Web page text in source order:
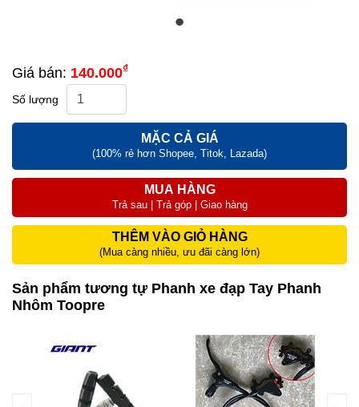
Giá bán: 140.000₫
Số lượng
MẶC CẢ GIÁ
(100% rẻ hơn Shopee, Titok, Lazada)
MUA HÀNG
Trả sau | Trả góp | Giao hàng
THÊM VÀO GIỎ HÀNG
(Mua càng nhiều, ưu đãi càng lớn)
Sản phẩm tương tự Phanh xe đạp Tay Phanh
Nhôm Toopre